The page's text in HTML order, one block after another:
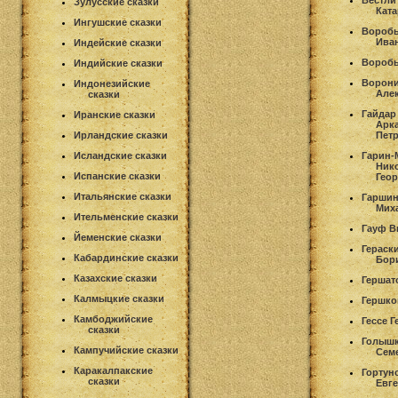
Ингушские сказки
Индейские сказки
Индийские сказки
Индонезийские
сказки
Иранские сказки
Ирландские сказки
Исландские сказки
Испанские сказки
Итальянские сказки
Ительменские сказки
Йеменские сказки
Кабардинские сказки
Казахские сказки
Калмыцкие сказки
Камбоджийские
сказки
Кампучийские сказки
Каракалпакские
сказки
Гарин-
Гауф
Гессе